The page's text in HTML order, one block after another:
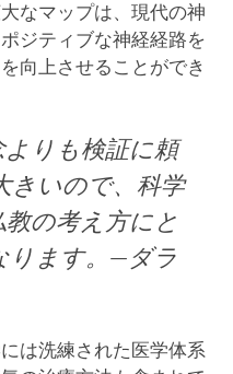
なマップは、現代の神
ジティブな神経経路を
向上させることができ
りも検証に頼
きいので、科学
の考え方にと
ります。―ダラ
は洗練された医学体系